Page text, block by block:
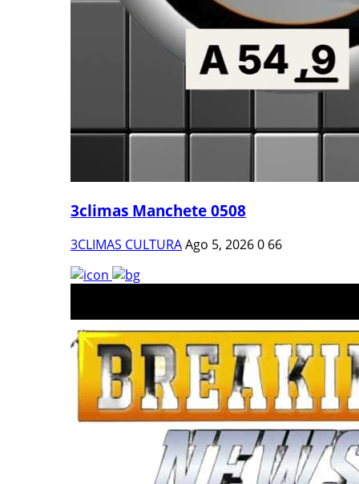
3climas Manchete 0508
3CLIMAS CULTURAAgo 5, 20260 66